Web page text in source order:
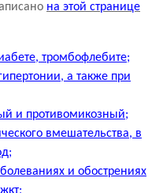
на этой странице
тромбофлебите;
а также при
и противомикозный;
вмешательства, в
;
и обострениях